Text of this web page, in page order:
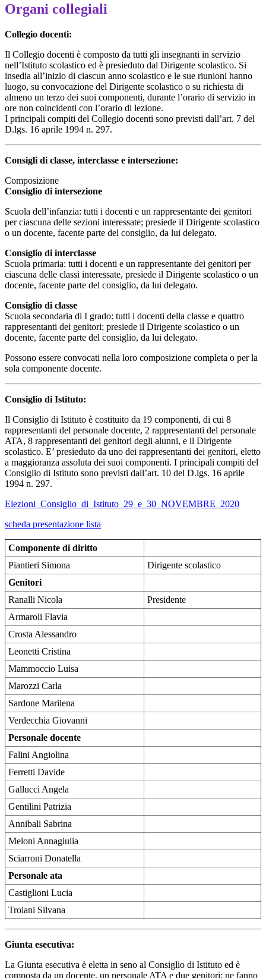
Organi collegiali
Collegio docenti:
Il Collegio docenti è composto da tutti gli insegnanti in servizio
nell’Istituto scolastico ed è presieduto dal Dirigente scolastico. Si
insedia all’inizio di ciascun anno scolastico e le sue riunioni hanno
luogo, su convocazione del Dirigente scolastico o su richiesta di
almeno un terzo dei suoi componenti, durante l’orario di servizio in
ore non coincidenti con l’orario di lezione.
I principali compiti del Collegio docenti sono previsti dall’art. 7 del
D.lgs. 16 aprile 1994 n. 297.
Consigli di classe, interclasse e intersezione:
Composizione
Consiglio di intersezione
Scuola dell’infanzia: tutti i docenti e un rappresentante dei genitori
per ciascuna delle sezioni interessate; presiede il Dirigente scolastico
o un docente, facente parte del consiglio, da lui delegato.
Consiglio di interclasse
Scuola primaria: tutti i docenti e un rappresentante dei genitori per
ciascuna delle classi interessate, presiede il Dirigente scolastico o un
docente, facente parte del consiglio, da lui delegato.
Consiglio di classe
Scuola secondaria di I grado: tutti i docenti della classe e quattro
rappresentanti dei genitori; presiede il Dirigente scolastico o un
docente, facente parte del consiglio, da lui delegato.
Possono essere convocati nella loro composizione completa o per la
sola componente docente.
Consiglio di Istituto:
Il Consiglio di Istituto è costituito da 19 componenti, di cui 8
rappresentanti del personale docente, 2 rappresentanti del personale
ATA, 8 rappresentanti dei genitori degli alunni, e il Dirigente
scolastico. E’ presieduto da uno dei rappresentanti dei genitori, eletto
a maggioranza assoluta dei suoi componenti. I principali compiti del
Consiglio di Istituto sono previsti dall’art. 10 del D.lgs. 16 aprile
1994 n. 297.
Elezioni_Consiglio_di_Istituto_29_e_30_NOVEMBRE_2020
scheda presentazione lista
Componente di diritto
Piantieri Simona
Dirigente scolastico
Genitori
Ranalli Nicola
Presidente
Armaroli Flavia
Crosta Alessandro
Leonetti Cristina
Mammoccio Luisa
Marozzi Carla
Sardone Marilena
Verdecchia Giovanni
Personale docente
Falini Angiolina
Ferretti Davide
Gallucci Angela
Gentilini Patrizia
Annibali Sabrina
Meloni Annagiulia
Sciarroni Donatella
Personale ata
Castiglioni Lucia
Troiani Silvana
Giunta esecutiva:
La Giunta esecutiva è eletta in seno al Consiglio di Istituto ed è
composta da un docente, un personale ATA e due genitori; ne fanno